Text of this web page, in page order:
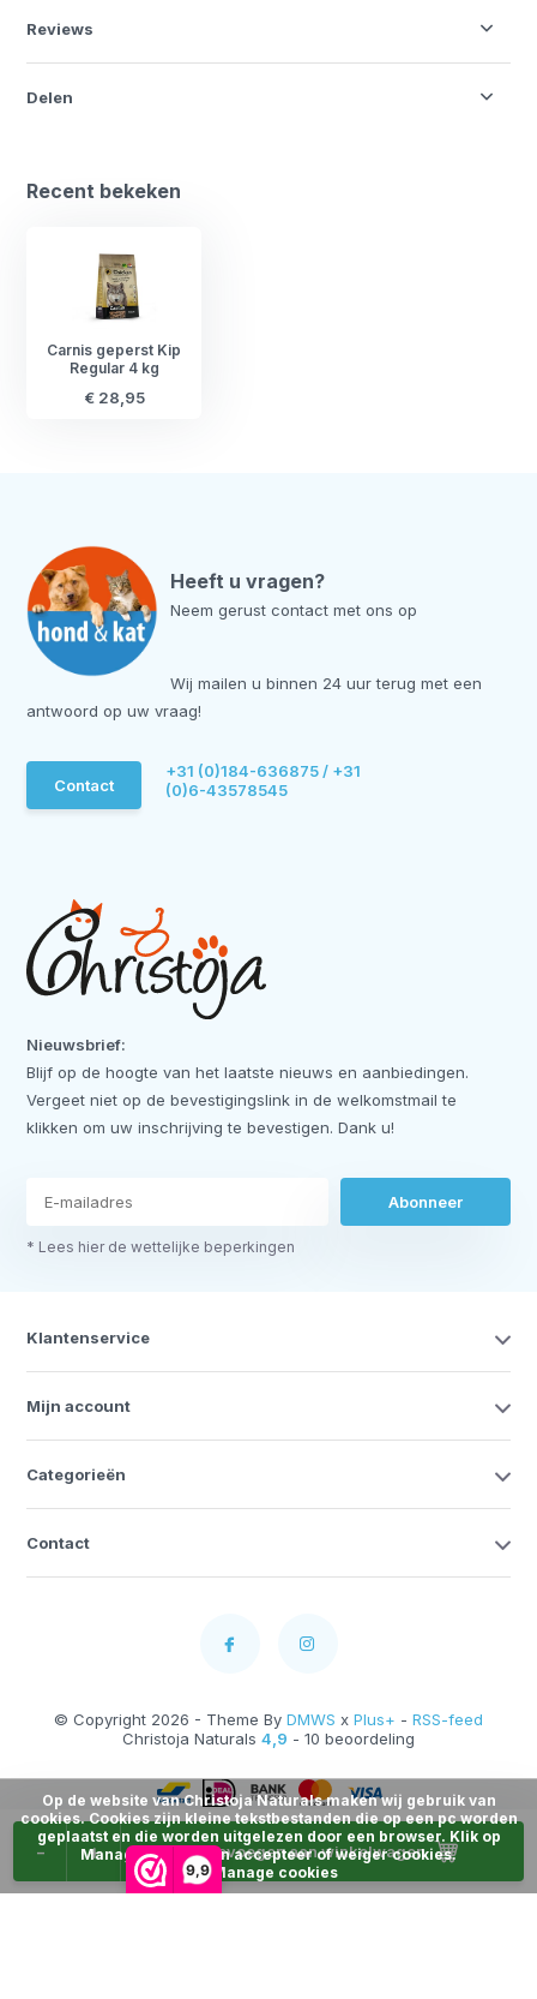
9,9
+
- Toevoegen aan winkelwagen
Reviews
Delen
Recent bekeken
Carnis geperst Kip
Regular 4 kg
€ 28,95
Heeft u vragen?
Neem gerust contact met ons op
Wij mailen u binnen 24 uur terug met een
antwoord op uw vraag!
Contact
+31 (0)184-636875 / +31
(0)6-43578545
Nieuwsbrief:
Blijf op de hoogte van het laatste nieuws en aanbiedingen.
Vergeet niet op de bevestigingslink in de welkomstmail te
klikken om uw inschrijving te bevestigen. Dank u!
Abonneer
* Lees hier de wettelijke beperkingen
Klantenservice
Mijn account
Categorieën
Contact
© Copyright 2026 - Theme By DMWS x Plus+ - RSS-feed
Christoja Naturals 4,9 - 10 beoordeling
Op de website van Christoja Naturals maken wij gebruik van
cookies. Cookies zijn kleine tekstbestanden die op een pc worden
geplaatst en die worden uitgelezen door een browser. Klik op
Manage Cookies en accepteer of weiger cookies.
Manage cookies